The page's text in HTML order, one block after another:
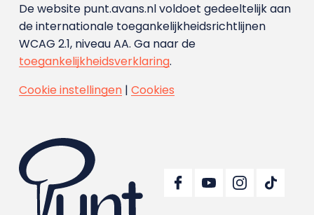
De website punt.avans.nl voldoet gedeeltelijk aan
de internationale toegankelijkheidsrichtlijnen
WCAG 2.1, niveau AA. Ga naar de
toegankelijkheidsverklaring.
Cookie instellingen| Cookies